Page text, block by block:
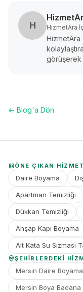
H HizmetAra
HizmetAra
görüşerek
← Blog'a Dön
ÖNE ÇIKAN
Daire Boyama
Apartman Temizliği
Dükkan Temizliği
Ahşap Kapı Boyama
Alt Kata Su Sızması
ŞEHIRLERDEKI
Mersin Daire Boyama
Mersin Boya Badana